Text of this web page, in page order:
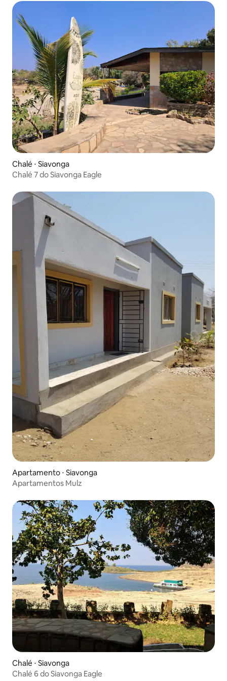
Chalé ⋅ Siavonga
Chalé 7 do Siavonga Eagle
Apartamento ⋅ Siavonga
Apartamentos Mulz
Chalé ⋅ Siavonga
Chalé 6 do Siavonga Eagle